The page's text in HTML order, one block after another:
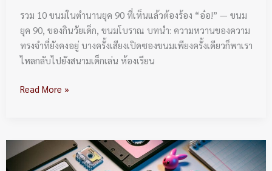
รวม 10 ขนมในตำนานยุค 90 ที่เห็นแล้วต้องร้อง “อ๋อ!” — ขนม
ยุค 90, ของกินวัยเด็ก, ขนมโบราณ บทนำ: ความหวานของความ
ทรงจำที่ยังคงอยู่ บางครั้งเสียงเปิดซองขนมเพียงครั้งเดียวก็พาเรา
ไหลกลับไปยังสนามเด็กเล่น ห้องเรียน
ยาก
มาก)
Read More »
ย้อน